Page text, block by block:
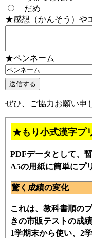
だめ
★感想（かんそう）や
★ペンネーム
ぜひ、ご協力お願い申